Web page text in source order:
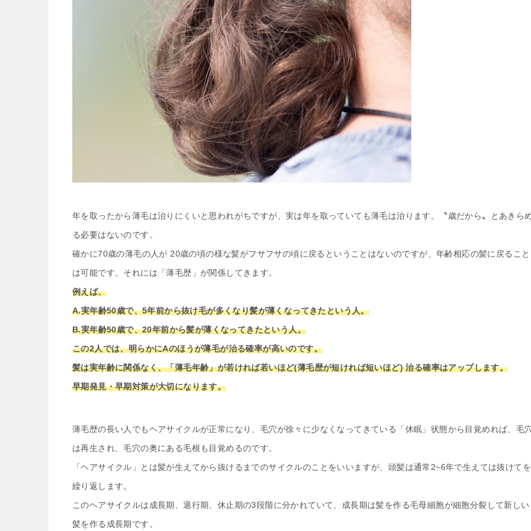
年を取ったから薄毛は治りにくいと思われがちですが、実は年を取っていても薄毛は治ります。〝歳だから〟とあきら
る必要はないのです。
確かに70歳の薄毛の人が 20歳の頃の様な髪がフサフサの頃に戻るということはないのですが、年齢相応の髪に戻ること
は可能です。それには「薄毛歴」が関係してきます。
例えば、
A.実年齢50歳で、5年前から抜け毛が多くなり髪が薄くなってきたという人。
B.実年齢50歳で、20年前から髪が薄くなってきたという人。
この2人では、明らかにAのほうが薄毛が治る確率が高いのです。
髪は実年齢に関係なく、「薄毛年齢」が若ければ若いほど(薄毛歴が短ければ短いほど) 治る確率はアップします。
早期発見・早期対策が大切になります。
薄毛歴の長い人でもヘアサイクルが正常になり、毛穴が徐々に少なくなってきている「休眠」状態から目覚めれば、毛
は再生され、毛穴の奥にある毛根も目覚めるのです。
「ヘアサイクル」とは髪が生えてから抜けるまでのサイクルのことをいいますが、頭髪は通常2~6年で生えては抜けてを
繰り返します。
このヘアサイクルは成長期、退行期、休止期の3段階に分かれていて、成長期は髪を作る毛母細胞が細胞分裂して新しい
髪を作る成長期です。